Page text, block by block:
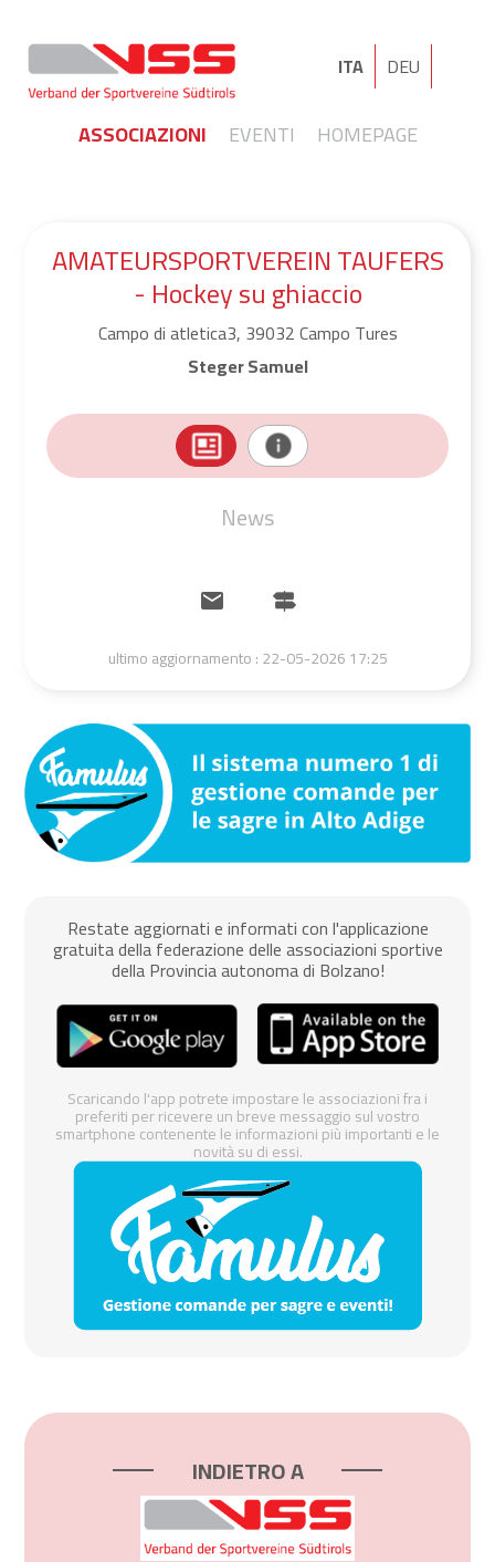
ITA DEU
ASSOCIAZIONI EVENTI HOMEPAGE
AMATEURSPORTVEREIN TAUFERS
- Hockey su ghiaccio
Campo di atletica3, 39032 Campo Tures
Steger Samuel
News
ultimo aggiornamento :22-05-2026 17:25
Restate aggiornati e informati con l'applicazione
gratuita della federazione delle associazioni sportive
della Provincia autonoma di Bolzano!
Scaricando l'app potrete impostare le associazioni fra i
preferiti per ricevere un breve messaggio sul vostro
smartphone contenente le informazioni più importanti e le
novità su di essi.
INDIETRO A